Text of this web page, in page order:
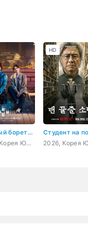
Каждый борется со своей собственной никчёмностью
2026, Корея Южная, драма
HD